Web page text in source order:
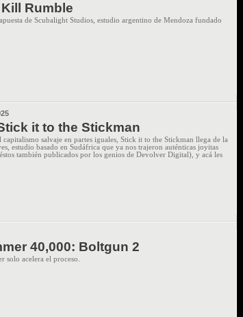
Rumble
de Scubalight Studios, estudio argentino de Mendoza fundado
it to the Stickman
capitalismo salvaje en partes iguales, Stick it to the Stickman llega de la
estudio basado en Sudáfrica que ya nos trajeron auténticas joyitas
también publicados por los genios de Devolver Digital), y acá les
40,000: Boltgun 2
solo acelera el proceso.